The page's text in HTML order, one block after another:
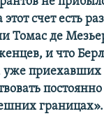
счет есть
Томас де
и что
приехавших
постоянно